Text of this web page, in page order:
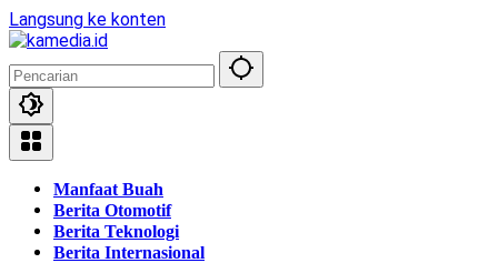
Langsung ke konten
Manfaat Buah
Berita Otomotif
Berita Teknologi
Berita Internasional